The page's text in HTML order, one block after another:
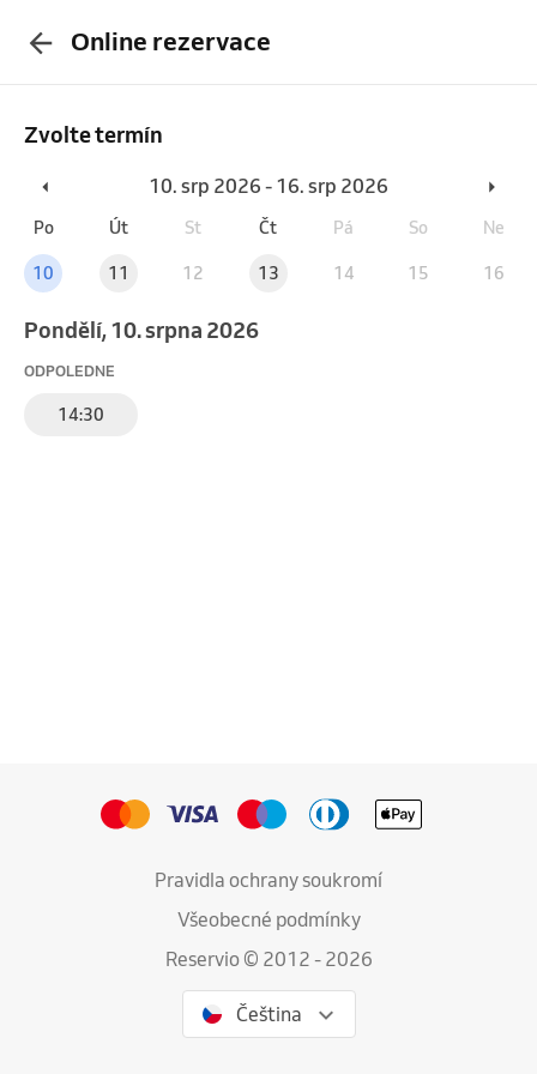
Online rezervace
Zvolte termín
10. srp 2026 - 16. srp 2026
Po Út St Čt Pá So Ne
10 11 12 13 14 15 16
pondělí, 10. srpna 2026
ODPOLEDNE
14:30
Pravidla ochrany soukromí
Všeobecné podmínky
Reservio © 2012 - 2026
Čeština